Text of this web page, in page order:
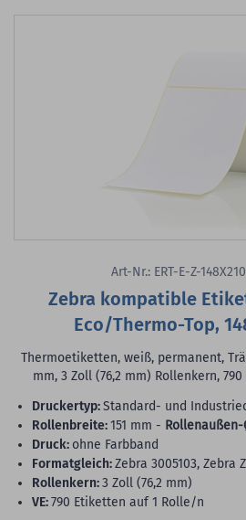
Art-Nr.: ERT-E-Z-
Zebra kompatible
Eco/Thermo-Top,
Thermoetiketten, weiß, permanent,
mm, 3 Zoll (76,2 mm) Rollenkern,
Druckertyp:Standard- und
Rollenbreite:151 mm -
Druck: ohne Farbband
Formatgleich:Zebra 3005103, Zebra
Rollenkern:3 Zoll (76,2 mm)
VE:790 Etiketten auf 1 Rolle/n